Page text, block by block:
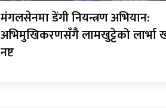
मंगलसेनमा डेंगी नियन्त्रण अभियान:
अभिमुखिकरणसँगै लामखुट्टेको लार्भा
नष्ट